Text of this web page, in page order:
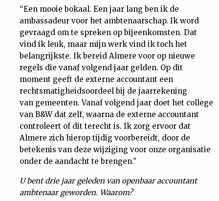
“Een mooie bokaal. Een jaar lang ben ik de
ambassadeur voor het ambtenaarschap. Ik word
gevraagd om te spreken op bijeenkomsten. Dat
vind ik leuk, maar mijn werk vind ik toch het
belangrijkste. Ik bereid Almere voor op nieuwe
regels die vanaf volgend jaar gelden. Op dit
moment geeft de externe accountant een
rechtsmatigheidsoordeel bij de jaarrekening
van gemeenten. Vanaf volgend jaar doet het college
van B&W dat zelf, waarna de externe accountant
controleert of dit terecht is. Ik zorg ervoor dat
Almere zich hierop tijdig voorbereidt, door de
betekenis van deze wijziging voor onze organisatie
onder de aandacht te brengen.”
U bent drie jaar geleden van openbaar accountant
ambtenaar geworden. Waarom?